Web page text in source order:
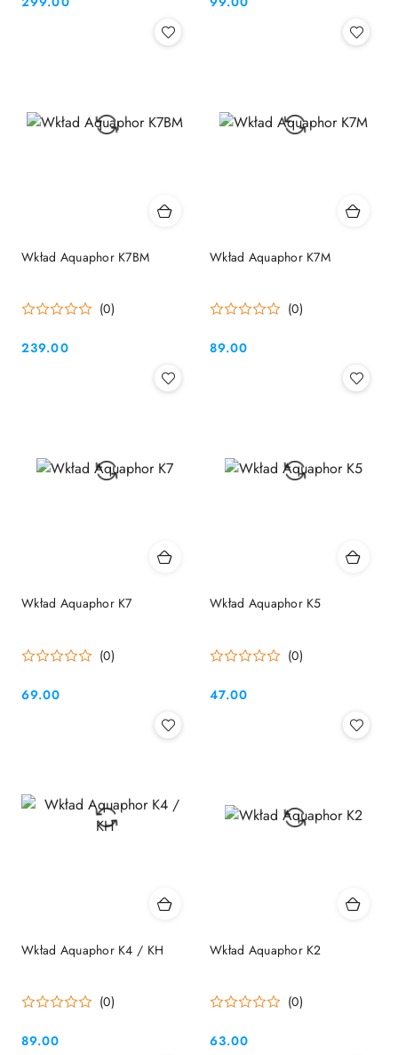
Cena: Cena:
Wkład Aquaphor K7BM
(0)
Cena:
239.00
Wkład Aquaphor K7M
(0)
Cena:
89.00
Wkład Aquaphor K7
(0)
Cena:
69.00
Wkład Aquaphor K5
(0)
Cena:
47.00
Wkład Aquaphor K4 / KH
(0)
Cena:
89.00
Wkład Aquaphor K2
(0)
Cena:
63.00